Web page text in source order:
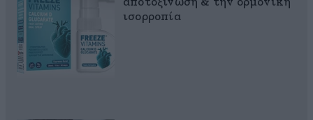
αποτοξίνωση & την ορμονική
ισορροπία